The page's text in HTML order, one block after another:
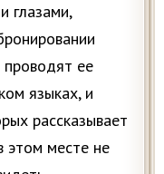
глазами,
проводят ее
языках, и
рассказывает
этом месте не